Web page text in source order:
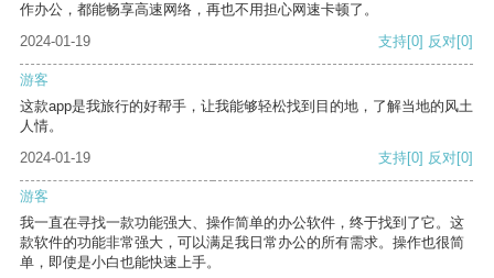
作办公，都能畅享高速网络，再也不用担心网速卡顿了。
2024-01-19
支持[0] 反对[0]
游客
这款app是我旅行的好帮手，让我能够轻松找到目的地，了解当地的风土
人情。
2024-01-19
支持[0] 反对[0]
游客
我一直在寻找一款功能强大、操作简单的办公软件，终于找到了它。这
款软件的功能非常强大，可以满足我日常办公的所有需求。操作也很简
单，即使是小白也能快速上手。